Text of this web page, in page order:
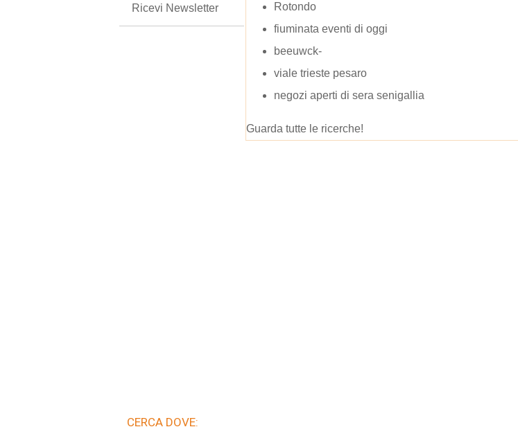
Rotondo
fiuminata eventi di oggi
beeuwck-
viale trieste pesaro
negozi aperti di sera senigallia
Guarda tutte le ricerche!
Ricevi Newsletter
CERCA DOVE: